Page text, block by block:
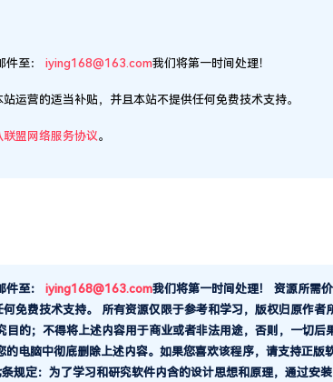
我们将配合处理！联系QQ：865165506